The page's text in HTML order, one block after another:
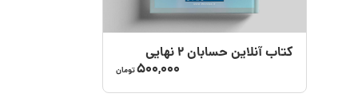
کتاب آنلاین حسابان ۲ نهایی
500,000تومان